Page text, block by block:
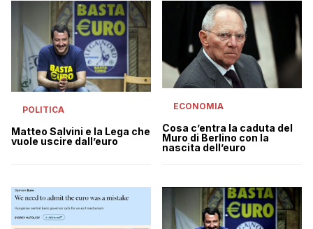
POLITICA
Matteo Salvini e la Lega che
vuole uscire dall’euro
ECONOMIA
Cosa c’entra la caduta del
Muro di Berlino con la
nascita dell’euro